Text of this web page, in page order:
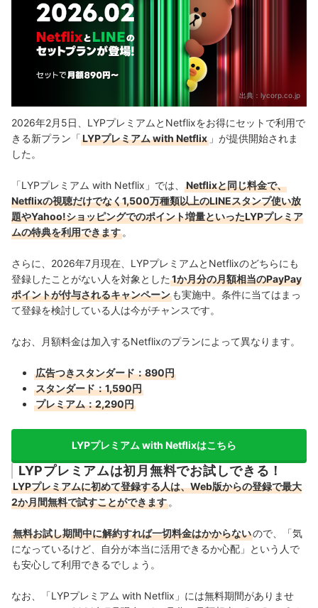
出典： lycorp.co.jp
2026年2月5日、LYPプレミアムとNetflixをお得にセットで利用で
きる新プラン「LYPプレミアム with Netflix 」が提供開始されま
した。
「LYPプレミアム with Netflix」では、
Netflixと同じ料金で、
Netflixの視聴だけでなく1,500万種類以上のLINEスタンプ使い放
題やYahoo!ショッピングでのポイント増量といったLYPプレミア
ムの特典を利用できます 。
さらに、2026年7月現在、LYPプレミアムとNetflixのどちらにも
登録したことがない人を対象とした 1か月分の月額相当のPayPay
ポイントが付与されるキャンペーン も実施中。条件に当てはまっ
て登録を検討している人は今がチャンスです。
なお、月額料金は加入するNetflixのプランによって異なります。
広告つきスタンダード：890円
スタンダード：1,590円
プレミアム：2,290円
LYPプレミアム with Netflixはこちら
LYPプレミアムは初月無料でお試しできる！
LYPプレミアムに初めて登録する人は、Web版からの登録で最大
2か月間無料で試すことができます 。
無料お試し期間中に解約すれば一切料金はかからないので、「気
になっているけど、自分が本当に活用できるか心配」という人で
も安心して利用できるでしょう。
なお、「LYPプレミアム with Netflix」には無料期間がありませ